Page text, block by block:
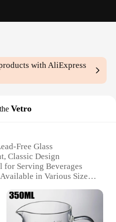
with AliExpress
Vetro
Free Glass
Classic Design
for Serving Beverages
in Various Sizes
Set Options for